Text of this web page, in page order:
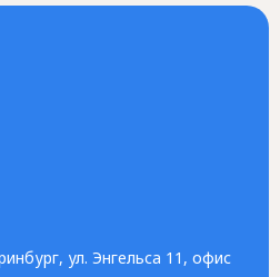
ул. Энгельса 11, офис